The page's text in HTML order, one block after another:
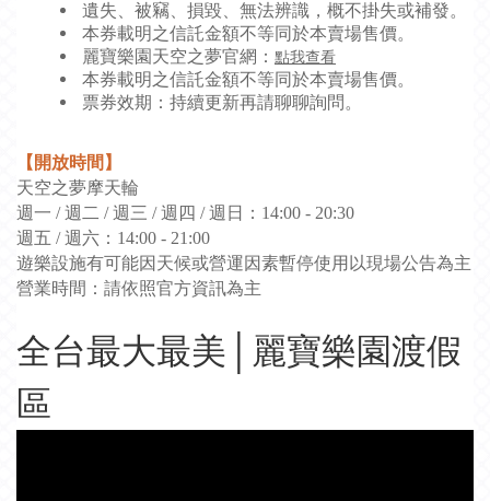
遺失、被竊、損毀、無法辨識，概不掛失或補發。
本券載明之信託金額不等同於本賣場售價。
麗寶樂園天空之夢官網： 點我查看
本券載明之信託金額不等同於本賣場售價。
票券效期：持續更新再請聊聊詢問。
【開放時間】
天空之夢摩天輪
週一 / 週二 / 週三 / 週四 / 週日：14:00 - 20:30
週五 / 週六：14:00 - 21:00
遊樂設施有可能因天候或營運因素暫停使用以現場公告為主
營業時間 ： 請依照官方資訊為主
全台最大最美│麗寶樂園渡假
區